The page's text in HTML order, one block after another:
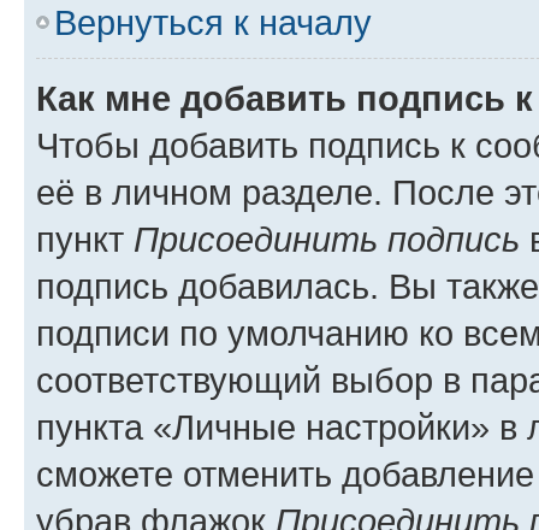
Вернуться к началу
Как мне добавить подпись
Чтобы добавить подпись к
её в личном разделе. После
пункт Присоединить подпись
подпись добавилась. Вы
подписи по умолчанию ко
соответствующий выбор в
пункта «Личные настройки»
сможете отменить
убрав флажок Присоединить